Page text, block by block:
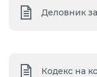
Деловник
Кодекс на